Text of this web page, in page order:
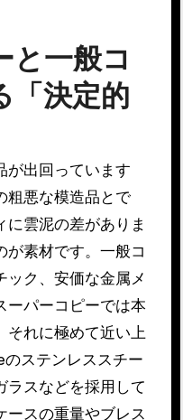
と一般コ
「決定的
が出回っています
粗悪な模造品とで
に雲泥の差がありま
が素材です。一般コ
ック、安価な金属メ
ーパーコピーでは本
それに極めて近い上
ステンレススチー
ラスなどを採用して
ースの重量やブレス